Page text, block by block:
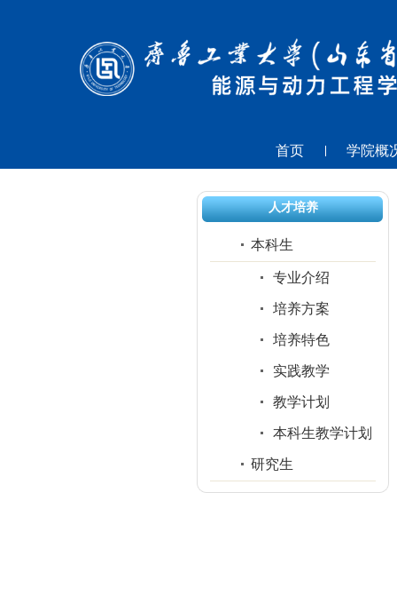
首页 学院概
人才培养
本科生
专业介绍
培养方案
培养特色
实践教学
教学计划
本科生教学计划
研究生